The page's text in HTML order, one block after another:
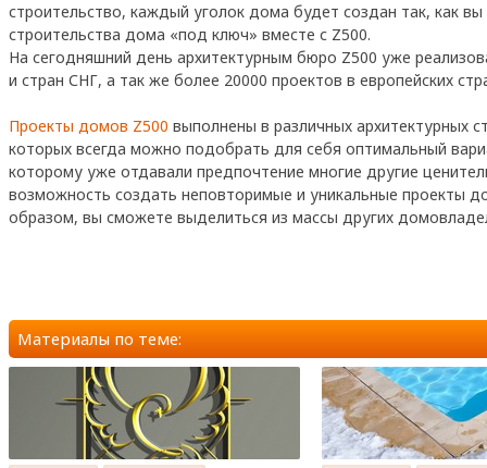
строительство, каждый уголок дома будет создан так, как
строительства дома «под ключ» вместе с Z500.
На сегодняшний день архитектурным бюро Z500 уже
и стран СНГ, а так же более 20000 проектов в европейских
Проекты домов Z500 выполнены в различных архитектурных
которых всегда можно подобрать для себя оптимальный
которому уже отдавали предпочтение многие другие
возможность создать неповторимые и уникальные проекты
образом, вы сможете выделиться из массы других
Материалы по теме: